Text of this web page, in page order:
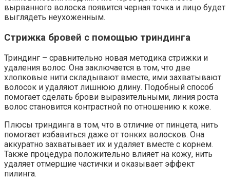
вырванного волоска появится черная точка и лицо будет
выглядеть неухоженным.
Стрижка бровей с помощью триндинга
Триндинг – сравнительно новая методика стрижки и
удаления волос. Она заключается в том, что две
хлопковые нити складывают вместе, ими захватывают
волосок и удаляют лишнюю длину. Подобный способ
помогает сделать брови выразительными, линия роста
волос становится контрастной по отношению к коже.
Плюсы триндинга в том, что в отличие от пинцета, нить
помогает избавиться даже от тонких волосков. Она
аккуратно захватывает их и удаляет вместе с корнем.
Также процедура положительно влияет на кожу, нить
удаляет отмершие частички и оказывает эффект
пилинга.